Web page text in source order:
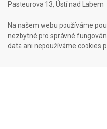
Pasteurova 13, Ústí nad Labem
Na našem webu používáme
nezbytné pro správné
data ani nepoužíváme cookies